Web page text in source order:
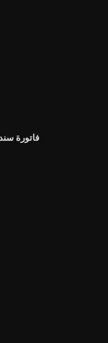
فاتورة سندات الخزانة